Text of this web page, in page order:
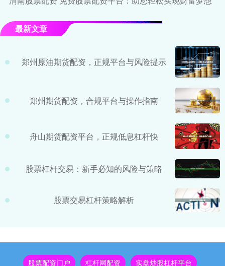
最新文章
郑州原油期货配资，正规平台与风险提示
郑州期货配资，合规平台与操作指南
舟山期货配资平台，正规低息杠杆快
股票杠杆交易：新手必知的风险与策略
股票交易杠杆策略解析
股票配资门户 杠杆网配资 实盘炒股杠杆平台